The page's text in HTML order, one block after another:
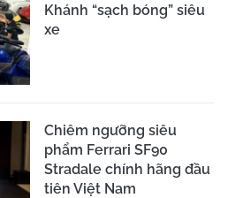
Khánh “sạch bóng” siêu
xe
Chiêm ngưỡng siêu
phẩm Ferrari SF90
Stradale chính hãng đầu
tiên Việt Nam